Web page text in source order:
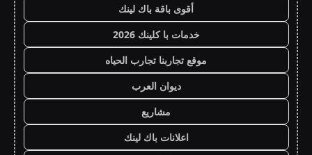
أقوى باقة باك لينك
خدمات با كلينك 2026
موقع تجاربنا تجارب الحياه
ديوان العرب
مشاريع
اعلانات باك لينك